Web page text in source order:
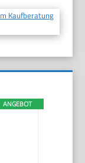
Kaufberatung
ANGEBOT